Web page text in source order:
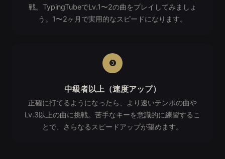
戦。TypingTubeでLv.1〜2の曲をプレイしてみましょ
う。1〜2ヶ月で実用的なスピードになります。
中級者以上（速度アップ）
正確に打てるようになったら、より速いテンポの曲や
Lv.3以上の曲に挑戦。苦手なキーを意識的に練習するこ
とで、さらなるスピードアップが望めます。